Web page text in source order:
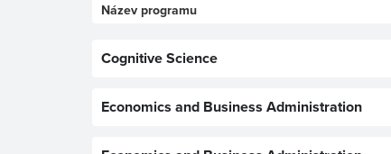
Název programu
Cognitive Science
Economics and Business Administration